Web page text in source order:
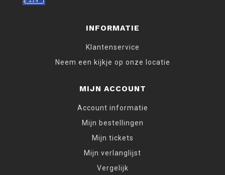
INFORMATIE
Klantenservice
Neem een kijkje op onze locatie
MIJN ACCOUNT
Account informatie
Mijn bestellingen
Mijn tickets
Mijn verlanglijst
Vergelijk